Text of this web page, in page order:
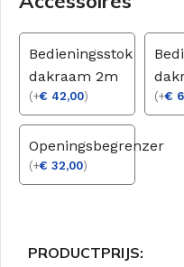
Bedieningsstok
dakraam 2m
(+€ 42,00) (+€
Openingsbegrenzer
(+€ 32,00)
PRODUCTPRIJS: